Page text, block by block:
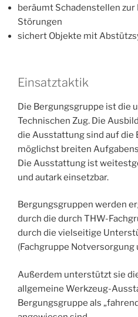
beräumt Schadenstellen
Störungen
sichert Objekte mit
Einsatztaktik
Die Bergungsgruppe ist die
Technischen Zug. Die
die Ausstattung sind auf die
möglichst breiten
Die Ausstattung ist
und autark einsetzbar.
Bergungsgruppen werden
durch die durch THW-
durch die vielseitige
(Fachgruppe
Außerdem unterstützt sie
allgemeine Werkzeug-
Bergungsgruppe als